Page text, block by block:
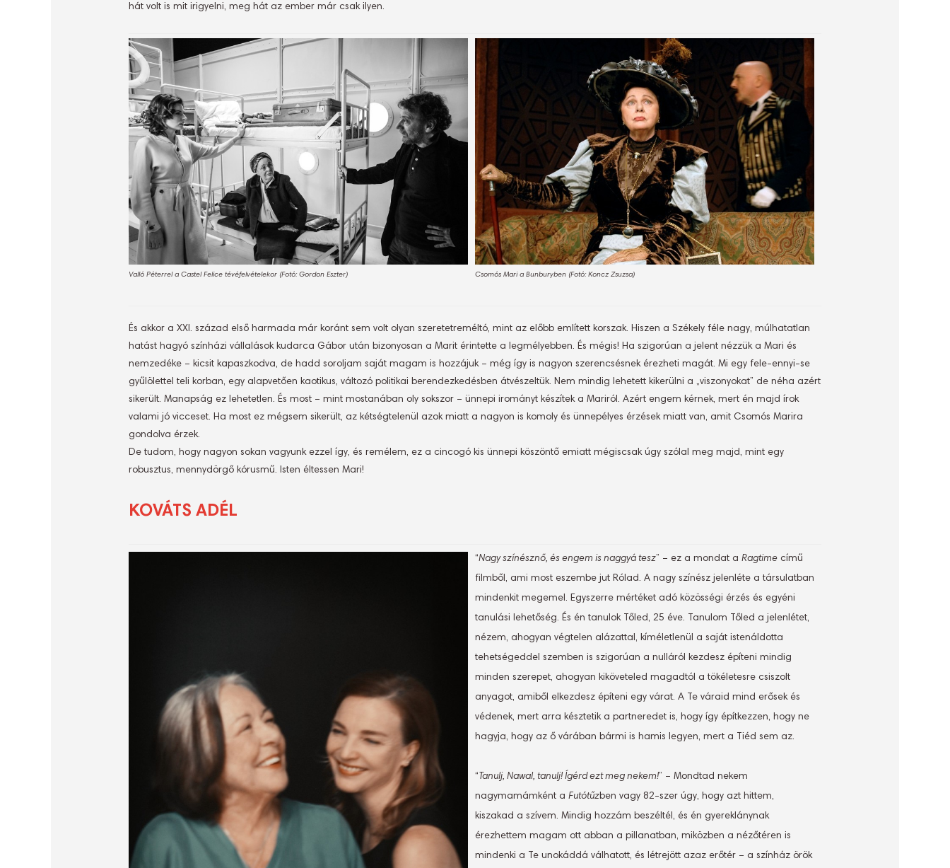
hát volt is mit irigyelni, meg hát az ember már csak ilyen.
Valló Péterrel a Castel Felice tévéfelvételekor (Fotó: Gordon Eszter) Csomós Mari a Bunburyben (Fotó: Koncz Zsuzsa)
És akkor a XXI. század első harmada már koránt sem volt olyan szeretetreméltó, mint az előbb említett korszak. Hiszen a Székely féle nagy, múlhatatlan
hatást hagyó színházi vállalások kudarca Gábor után bizonyosan a Marit érintette a legmélyebben. És mégis! Ha szigorúan a jelent nézzük a Mari és
nemzedéke – kicsit kapaszkodva, de hadd soroljam saját magam is hozzájuk – még így is nagyon szerencsésnek érezheti magát. Mi egy fele-ennyi-se
gyűlölettel teli korban, egy alapvetően kaotikus, változó politikai berendezkedésben átvészeltük. Nem mindig lehetett kikerülni a „viszonyokat” de néha azért
sikerült. Manapság ez lehetetlen. És most – mint mostanában oly sokszor – ünnepi irományt készítek a Mariról. Azért engem kérnek, mert én majd írok
valami jó vicceset. Ha most ez mégsem sikerült, az kétségtelenül azok miatt a nagyon is komoly és ünnepélyes érzések miatt van, amit Csomós Marira
gondolva érzek.
De tudom, hogy nagyon sokan vagyunk ezzel így, és remélem, ez a cincogó kis ünnepi köszöntő emiatt mégiscsak úgy szólal meg majd, mint egy
robusztus, mennydörgő kórusmű. Isten éltessen Mari!
KOVÁTS ADÉL
“Nagy színésznő, és engem is naggyá tesz” – ez a mondat a Ragtime című
filmből, ami most eszembe jut Rólad. A nagy színész jelenléte a társulatban
mindenkit megemel. Egyszerre mértéket adó közösségi érzés és egyéni
tanulási lehetőség. És én tanulok Tőled, 25 éve. Tanulom Tőled a jelenlétet,
nézem, ahogyan végtelen alázattal, kíméletlenül a saját istenáldotta
tehetségeddel szemben is szigorúan a nulláról kezdesz építeni mindig
minden szerepet, ahogyan kiköveteled magadtól a tökéletesre csiszolt
anyagot, amiből elkezdesz építeni egy várat. A Te váraid mind erősek és
védenek, mert arra késztetik a partneredet is, hogy így építkezzen, hogy ne
hagyja, hogy az ő várában bármi is hamis legyen, mert a Tiéd sem az.
“ Tanulj, Nawal, tanulj! Ígérd ezt meg nekem!” – Mondtad nekem
nagymamámként a Futótűzben vagy 82-szer úgy, hogy azt hittem,
kiszakad a szívem. Mindig hozzám beszéltél, és én gyereklánynak
érezhettem magam ott abban a pillanatban, miközben a nézőtéren is
mindenki a Te unokáddá válhatott, és létrejött azaz erőtér – a színház örök